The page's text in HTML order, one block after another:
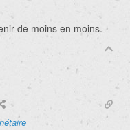
de moins en moins.